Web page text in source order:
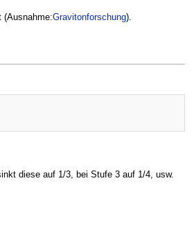
(Ausnahme:Gravitonforschung).
diese auf 1/3, bei Stufe 3 auf 1/4, usw.